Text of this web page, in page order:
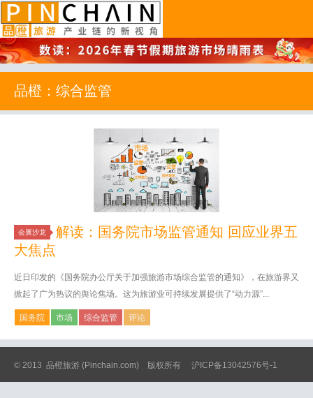
品橙旅游
品橙：综合监管
会展沙龙
解读：国务院市场监管通知 回应业界五
大焦点
近日印发的《国务院办公厅关于加强旅游市场综合监管的通知》，在旅游界又
掀起了广为热议的舆论焦场。这为旅游业可持续发展提供了“动力源”...
国务院 市场 综合监管 评论
© 2013 品橙旅游 (Pinchain.com) 版权所有 沪ICP备13042576号-1